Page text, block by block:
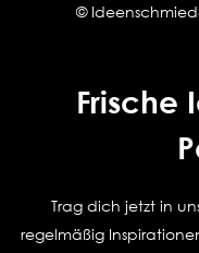
©
Frische
Trag dich jetzt in
regelmäßig